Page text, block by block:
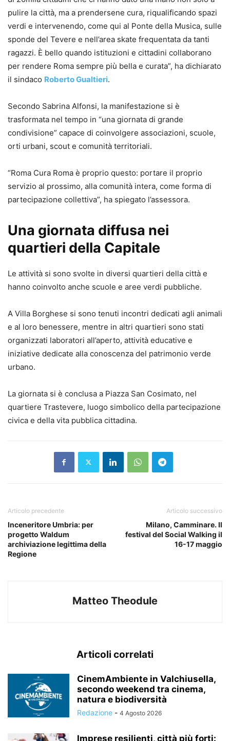
pulire la città, ma a prendersene cura, riqualificando spazi
verdi e intervenendo, come qui al Ponte della Musica, sulle
sponde del Tevere e nell’area skate frequentata da tanti
ragazzi. È bello quando istituzioni e cittadini collaborano
per rendere Roma sempre più bella e curata”, ha dichiarato
il sindaco Roberto Gualtieri.
Secondo Sabrina Alfonsi, la manifestazione si è
trasformata nel tempo in “una giornata di grande
condivisione” capace di coinvolgere associazioni, scuole,
orti urbani, scout e comunità territoriali.
“Roma Cura Roma è proprio questo: portare il proprio
servizio al prossimo, alla comunità intera, come forma di
partecipazione collettiva”, ha spiegato l’assessora.
Una giornata diffusa nei
quartieri della Capitale
Le attività si sono svolte in diversi quartieri della città e
hanno coinvolto anche scuole e aree verdi pubbliche.
A Villa Borghese si sono tenuti incontri dedicati agli animali
e al loro benessere, mentre in altri quartieri sono stati
organizzati laboratori all’aperto, attività educative e
iniziative dedicate alla conoscenza del patrimonio verde
urbano.
La giornata si è conclusa a Piazza San Cosimato, nel
quartiere Trastevere, luogo simbolico della partecipazione
civica e della vita pubblica cittadina.
Articolo precedente
Inceneritore Umbria: per
progetto Waldum
archiviazione legittima della
Regione
Articolo successivo
Milano, Camminare. Il
festival del Social Walking il
16-17 maggio
Matteo Theodule
Articoli correlati
CinemAmbiente in Valchiusella,
secondo weekend tra cinema,
natura e biodiversità
Redazione - 4 Agosto 2026
Imprese resilienti, città più forti: